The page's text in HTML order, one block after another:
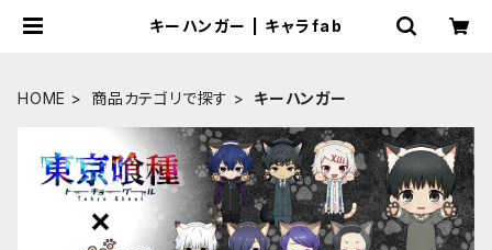
キーハンガー | キャラfab
HOME 商品カテゴリで探す キーハンガー